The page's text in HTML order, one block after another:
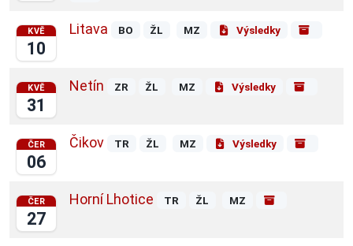
KVĚ
10
Litava BO ŽL MZ Výsledky
KVĚ
31
Netín ZR ŽL MZ Výsledky
ČER
06
Čikov TR ŽL MZ Výsledky
ČER
27
Horní Lhotice TR ŽL MZ